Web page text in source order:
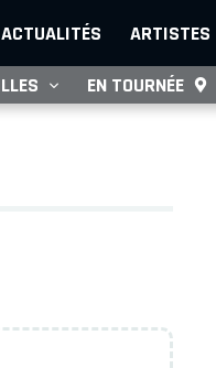
ACTUALITÉS ARTISTES
EN TOURNÉE